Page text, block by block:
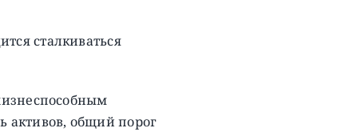
сталкиваться
общий порог